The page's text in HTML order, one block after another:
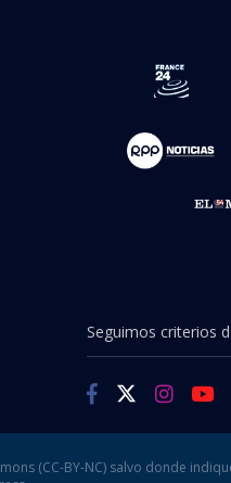
Seguimos criterios
(CC-BY-NC) salvo donde